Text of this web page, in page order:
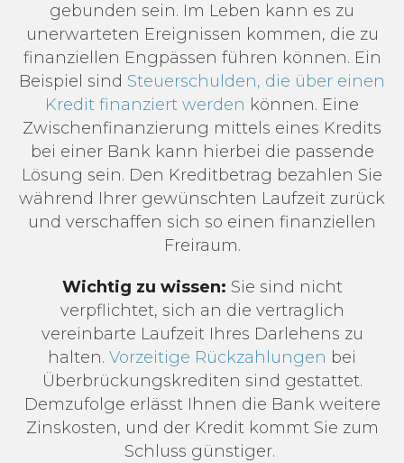
gebunden sein. Im Leben kann es zu
unerwarteten Ereignissen kommen, die zu
finanziellen Engpässen führen können. Ein
Beispiel sind Steuerschulden, die über einen
Kredit finanziert werden können. Eine
Zwischenfinanzierung mittels eines Kredits
bei einer Bank kann hierbei die passende
Lösung sein. Den Kreditbetrag bezahlen Sie
während Ihrer gewünschten Laufzeit zurück
und verschaffen sich so einen finanziellen
Freiraum.
Wichtig zu wissen: Sie sind nicht
verpflichtet, sich an die vertraglich
vereinbarte Laufzeit Ihres Darlehens zu
halten. Vorzeitige Rückzahlungen bei
Überbrückungskrediten sind gestattet.
Demzufolge erlässt Ihnen die Bank weitere
Zinskosten, und der Kredit kommt Sie zum
Schluss günstiger.